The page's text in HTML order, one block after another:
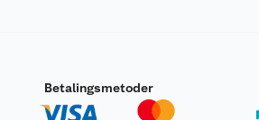
Betalingsmetoder